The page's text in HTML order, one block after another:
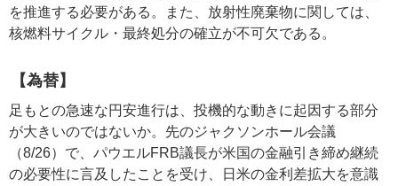
を推進する必要がある。また、放射性廃棄物に関しては、
核燃料サイクル・最終処分の確立が不可欠である。
【為替】
足もとの急速な円安進行は、投機的な動きに起因する部分
が大きいのではないか。先のジャクソンホール会議
（8/26）で、パウエルFRB議長が米国の金融引き締め継続
の必要性に言及したことを受け、日米の金利差拡大を意識